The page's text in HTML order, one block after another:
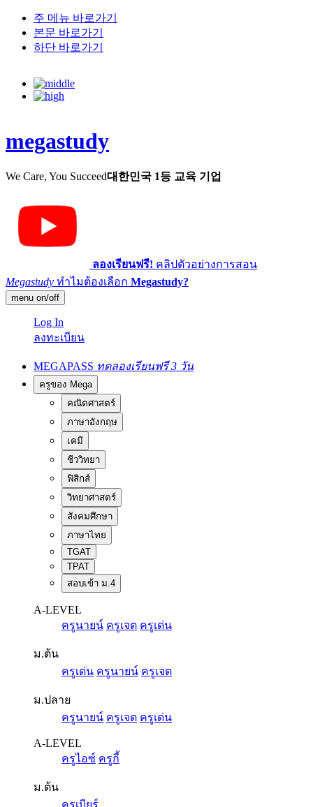
주 메뉴 바로가기
본문 바로가기
하단 바로가기
megastudy
We Care, You Succeed대한민국 1등 교육 기업
ลองเรียนฟรี! คลิปตัวอย่างการสอน
Megastudy ทำไมต้องเลือก Megastudy?
menu on/off
Log In
ลงทะเบียน
MEGAPASS ทดลองเรียนฟรี 3 วัน
ครูของ Mega
คณิตศาสตร์
ภาษาอังกฤษ
เคมี
ชีววิทยา
ฟิสิกส์
วิทยาศาสตร์
สังคมศึกษา
ภาษาไทย
TGAT
TPAT
สอบเข้า ม.4
A-LEVEL
ครูนายน์ ครูเจต ครูเด่น
ม.ต้น
ครูเด่น ครูนายน์ ครูเจต
ม.ปลาย
ครูนายน์ ครูเจต ครูเด่น
A-LEVEL
ครูไอซ์ ครูกี้
ม.ต้น
ครูเบียร์